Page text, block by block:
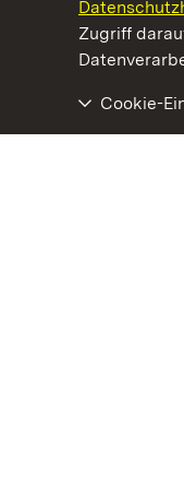
Zugriff
Cookie-